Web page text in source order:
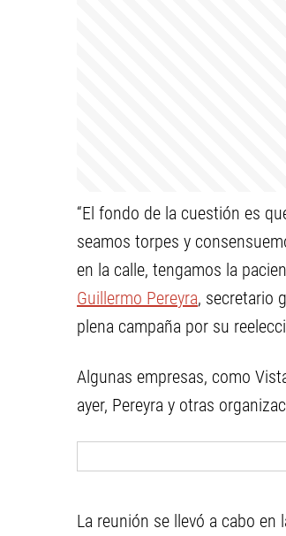
“El fondo de la cuestión es
seamos torpes y
en la calle, tengamos la
Guillermo Pereyra, secretario
plena campaña por su
Algunas empresas, como
ayer, Pereyra y otras
La reunión se llevó a cabo en